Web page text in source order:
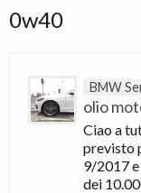
0w40
BMW
olio
Ciao a
previsto
9/2017
dei